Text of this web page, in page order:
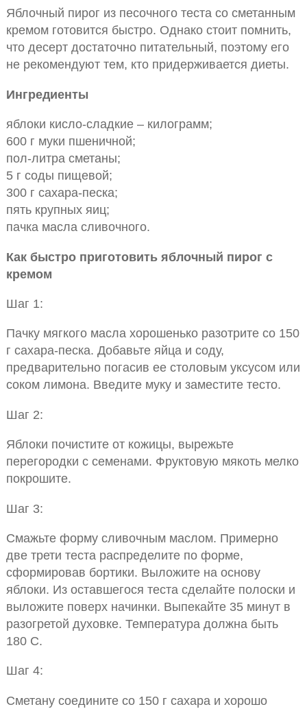
Яблочный пирог из песочного теста со сметанным
кремом готовится быстро. Однако стоит помнить,
что десерт достаточно питательный, поэтому его
не рекомендуют тем, кто придерживается диеты.
Ингредиенты
яблоки кисло-сладкие – килограмм;
600 г муки пшеничной;
пол-литра сметаны;
5 г соды пищевой;
300 г сахара-песка;
пять крупных яиц;
пачка масла сливочного.
Как быстро приготовить яблочный пирог с
кремом
Шаг 1:
Пачку мягкого масла хорошенько разотрите со 150
г сахара-песка. Добавьте яйца и соду,
предварительно погасив ее столовым уксусом или
соком лимона. Введите муку и заместите тесто.
Шаг 2:
Яблоки почистите от кожицы, вырежьте
перегородки с семенами. Фруктовую мякоть мелко
покрошите.
Шаг 3:
Смажьте форму сливочным маслом. Примерно
две трети теста распределите по форме,
сформировав бортики. Выложите на основу
яблоки. Из оставшегося теста сделайте полоски и
выложите поверх начинки. Выпекайте 35 минут в
разогретой духовке. Температура должна быть
180 С.
Шаг 4:
Сметану соедините со 150 г сахара и хорошо